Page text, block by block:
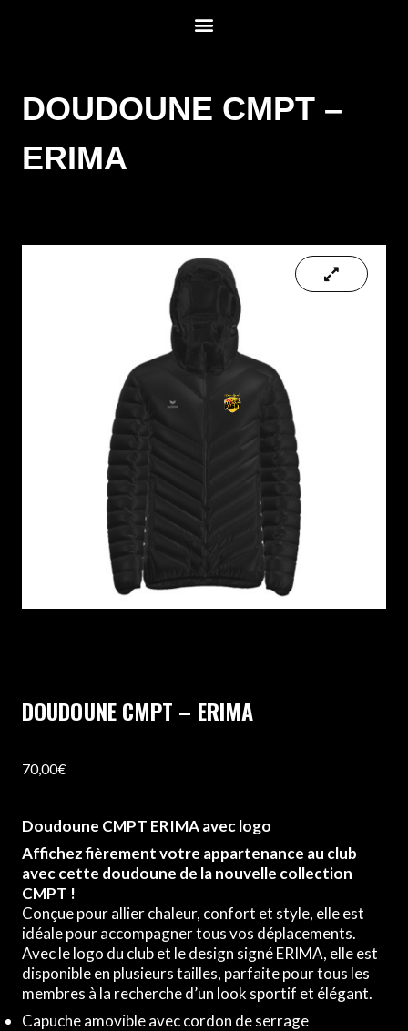
DOUDOUNE CMPT –
ERIMA
DOUDOUNE CMPT – ERIMA
70,00€
Doudoune CMPT ERIMA avec logo
Affichez fièrement votre appartenance au club
avec cette doudoune de la nouvelle collection
CMPT !
Conçue pour allier chaleur, confort et style, elle est
idéale pour accompagner tous vos déplacements.
Avec le logo du club et le design signé ERIMA, elle est
disponible en plusieurs tailles, parfaite pour tous les
membres à la recherche d’un look sportif et élégant.
Capuche amovible avec cordon de serrage